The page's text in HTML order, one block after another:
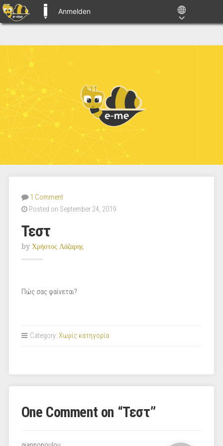
E-ME BLOGS
Anmelden
1 Comment
Posted on September 24, 2019
Τεστ
by Χρήστος Λάζαρης
Πώς σας φαίνεται?
Category: Χωρίς κατηγορία
One Comment on “Τεστ”